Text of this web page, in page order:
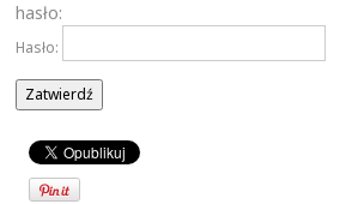
hasło:
Hasło: